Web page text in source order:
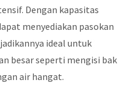
Dengan kapasitas
menyediakan pasokan
ideal untuk
besar seperti mengisi bak
air hangat.